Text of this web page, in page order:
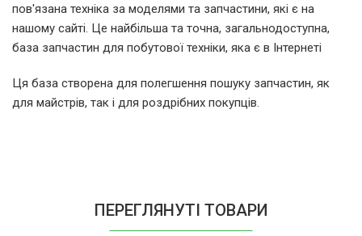
Beko 1503TBR 7716888300
Beko 4200 W 7732888310
пов'язана техніка за моделями та запчастини, які є на
нашому сайті. Це найбільша та точна, загальнодоступна,
база запчастин для побутової техніки, яка є в Інтернеті
Ця база створена для полегшення пошуку запчастин, як
для майстрів, так і для роздрібних покупців.
ПЕРЕГЛЯНУТІ ТОВАРИ